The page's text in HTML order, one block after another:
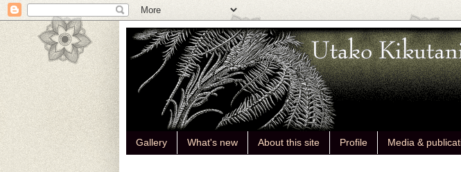
Gallery What's new About this site Profile Media &